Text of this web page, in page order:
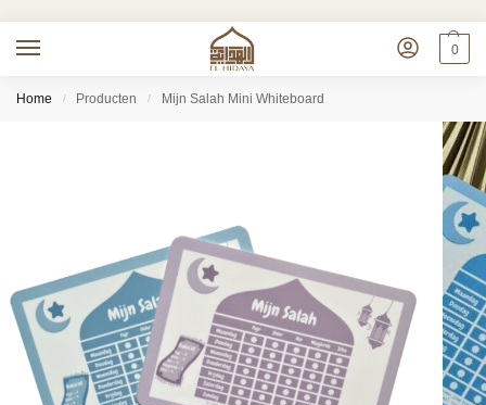
0
Home / Producten / Mijn Salah Mini Whiteboard